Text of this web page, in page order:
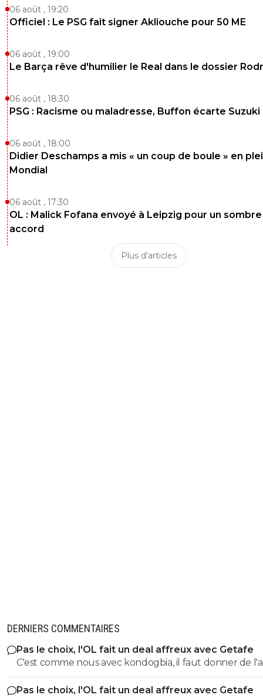
06 août , 19:20
Officiel : Le PSG fait signer Akliouche pour 50 ME
06 août , 19:00
Le Barça rêve d'humilier le Real dans le dossier
06 août , 18:30
PSG : Racisme ou maladresse, Buffon écarte Suzuki
06 août , 18:00
Didier Deschamps a mis « un coup de boule » en
Mondial
06 août , 17:30
OL : Malick Fofana envoyé à Leipzig pour un sombre
accord
Plus d'articles
DERNIERS COMMENTAIRES
Pas le choix, l'OL fait un deal affreux avec Getafe
C'est comme nous avec kondogbia, il faut donner de
pour qu'il s'en aille 😂
Pas le choix, l'OL fait un deal affreux avec Getafe